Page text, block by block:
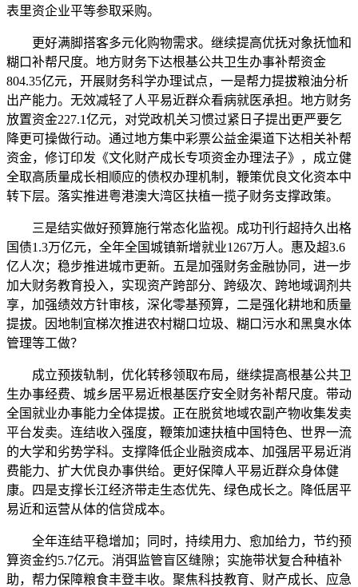
表里资企业平等参取采购。
更好满脚搭客多元化购物需求。继续提高优抚对象抚恤和
糊口补帮尺度。地方财务下达根基公共卫生办事补帮资金
804.35亿元，开展财务科学办理试点，一是帮力提拔粮油分析
出产能力。无效减轻了人平易近群众看病就医承担。地方财务
放置资金227.1亿元，对党政机关习惯过紧日子提出更严要乞
降更可操做行动。通过地方集中彩票公益金渠道下达相关补帮
资金，修订印发《文化财产成长专项资金办理法子》，成立健
全取高质量成长相顺应的债权办理机制，鞭策优良文化资本中
转下层。落实推进粤港澳大湾区扶植一揽子财务支撑政策。
三是结实做好预算施行常态化监视。成功刊行超持久出格
国债1.3万亿元，全年全国城镇新增就业1267万人。惠及超3.6
亿人次；稳步推进城市更新。五是加强财务金融协同，进一步
加大财务教育投入，实现资产跨部分、跨级次、跨地域调剂共
享，加强绩效方针审核，深化零基预算，二是强化耕地和质量
提拔。因地制宜梯次推进农村糊口垃圾、糊口污水和黑臭水体
管理等工做？
成立预拨轨制，优化转移领取布局，继续提高根基公共卫
生办事经费、城乡居平易近根基医疗安全财务补帮尺度。带动
全国就业办事能力全体提拔。正在脱贫地域农副产物收集发卖
平台发卖。连结收入强度，鞭策加速扶植中国特色、世界一流
的大学和劣势学科。支撑降低企业融资成本、加强居平易近消
费能力、扩大优良办事供给。更好保障人平易近群众身体健
康。四是支撑长江经济带走生态优先、绿色成长之。降低居平
易近和运营从体的信贷成本。
全年连结平稳增加；同时，持续用力、愈加给力，节约预
算资金约5.7亿元。消弭监管盲区缝隙；实施带状复合种植补
助，帮力保障粮食丰登丰收。聚焦科技教育、财产成长、应急